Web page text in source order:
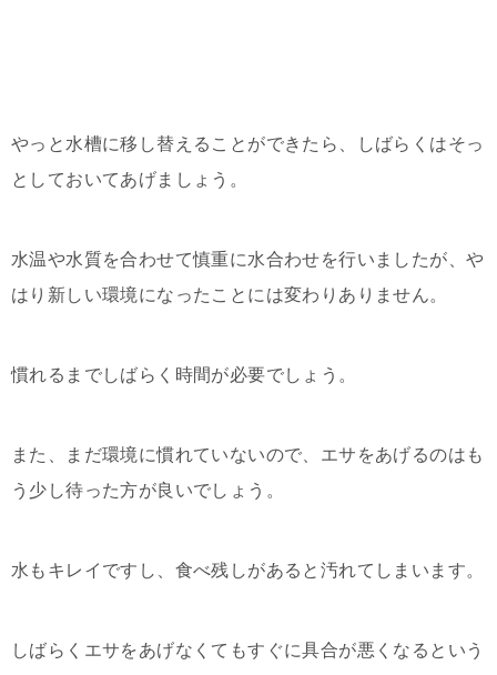
やっと水槽に移し替えることができたら、しばらくはそっ
としておいてあげましょう。
水温や水質を合わせて慎重に水合わせを行いましたが、や
はり新しい環境になったことには変わりありません。
慣れるまでしばらく時間が必要でしょう。
また、まだ環境に慣れていないので、エサをあげるのはも
う少し待った方が良いでしょう。
水もキレイですし、食べ残しがあると汚れてしまいます。
しばらくエサをあげなくてもすぐに具合が悪くなるという